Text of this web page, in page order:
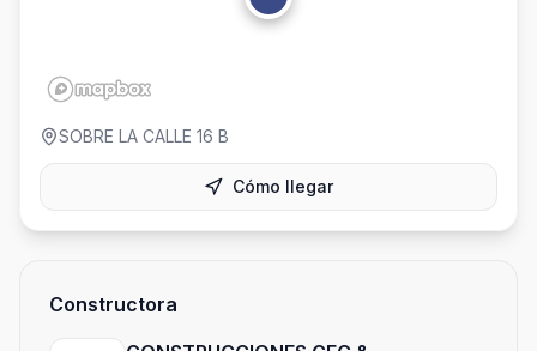
SOBRE LA CALLE 16 B
Cómo llegar
Constructora